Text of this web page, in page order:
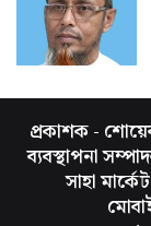
প্রকাশক -
ব্যবস্থাপনা
সাহা